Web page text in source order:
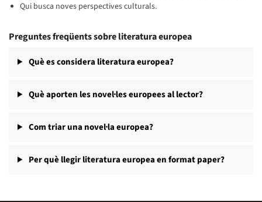
Qui busca noves perspectives culturals.
Preguntes freqüents sobre literatura europea
Què es considera literatura europea?
Què aporten les novel·les europees al lector?
Com triar una novel·la europea?
Per què llegir literatura europea en format paper?